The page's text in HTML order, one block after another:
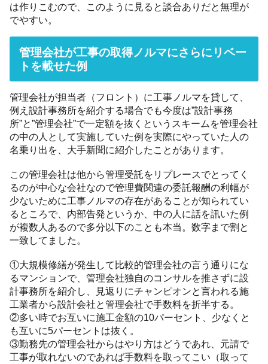
は作りこむので、このように見ると談合ありだと無理が
でやすい。
管理会社が工事の取得ノルマにさらにリベー
トを載せた例
管理会社が担当者（フロント）に工事ノルマを貸して、
例え設計事務所を紹介する場合でも今度は”設計事務
所”と”管理会社”で一定額を抜くというスキームを管理会社
の中の人として実施していた例を実際にやっていた人の
名乗り出を、大手新聞に紹介したことがあります。
この管理会社は他から管理受託をリプレースでとってく
るのが中心な会社なので管理費関連の委託報酬の利幅が
少ないために工事ノルマの存在があることが知られてい
るところで、内部告発というか、中の人に話を訊いた例
が複数人あるので多分以下のことも本当。数字まで割と
一致してました。
①大規模修繕が発生して比較的管理会社の言う通りにな
るマンションで、管理会社独自のコンサルを推さずに設
計事務所を紹介し、見返りにチャンピオンと言われる施
工業者から設計会社と管理会社で手数料を折半する。
②多い時でお互いに施工金額の10パーセント、少なくと
も互いに5パーセントは抜く。
③勤務先の管理会社からはやり方はどうであれ、元請で
工事が取れないのであれば手数料を取ってこい（取って